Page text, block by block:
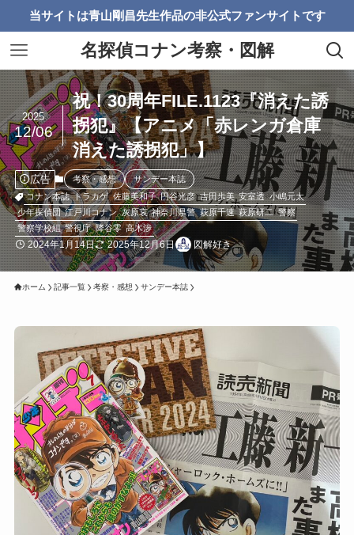
当サイトは青山剛昌先生作品の非公式ファンサイトです
名探偵コナン考察・図解
祝！30周年FILE.1123『消えた誘
拐犯』【アニメ「赤レンガ倉庫
消えた誘拐犯」】
2025
12/06
広告 考察・感想
サンデー本誌
コナン本誌 トラカゲ 佐藤美和子 円谷光彦 吉田歩美 安室透 小嶋元太
少年探偵団 江戸川コナン 灰原哀 神奈川県警 萩原千速 萩原研二 警察
警察学校組 警視庁 降谷零 高木渉
2024年1月14日 2025年12月6日 図解好き
ホーム 記事一覧 考察・感想 サンデー本誌